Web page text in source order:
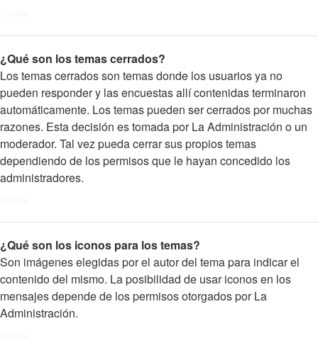
¿Qué son los temas cerrados?
Los temas cerrados son temas donde los usuarios ya no
pueden responder y las encuestas allí contenidas terminaron
automáticamente. Los temas pueden ser cerrados por muchas
razones. Esta decisión es tomada por La Administración o un
moderador. Tal vez pueda cerrar sus propios temas
dependiendo de los permisos que le hayan concedido los
administradores.
¿Qué son los iconos para los temas?
Son imágenes elegidas por el autor del tema para indicar el
contenido del mismo. La posibilidad de usar iconos en los
mensajes depende de los permisos otorgados por La
Administración.